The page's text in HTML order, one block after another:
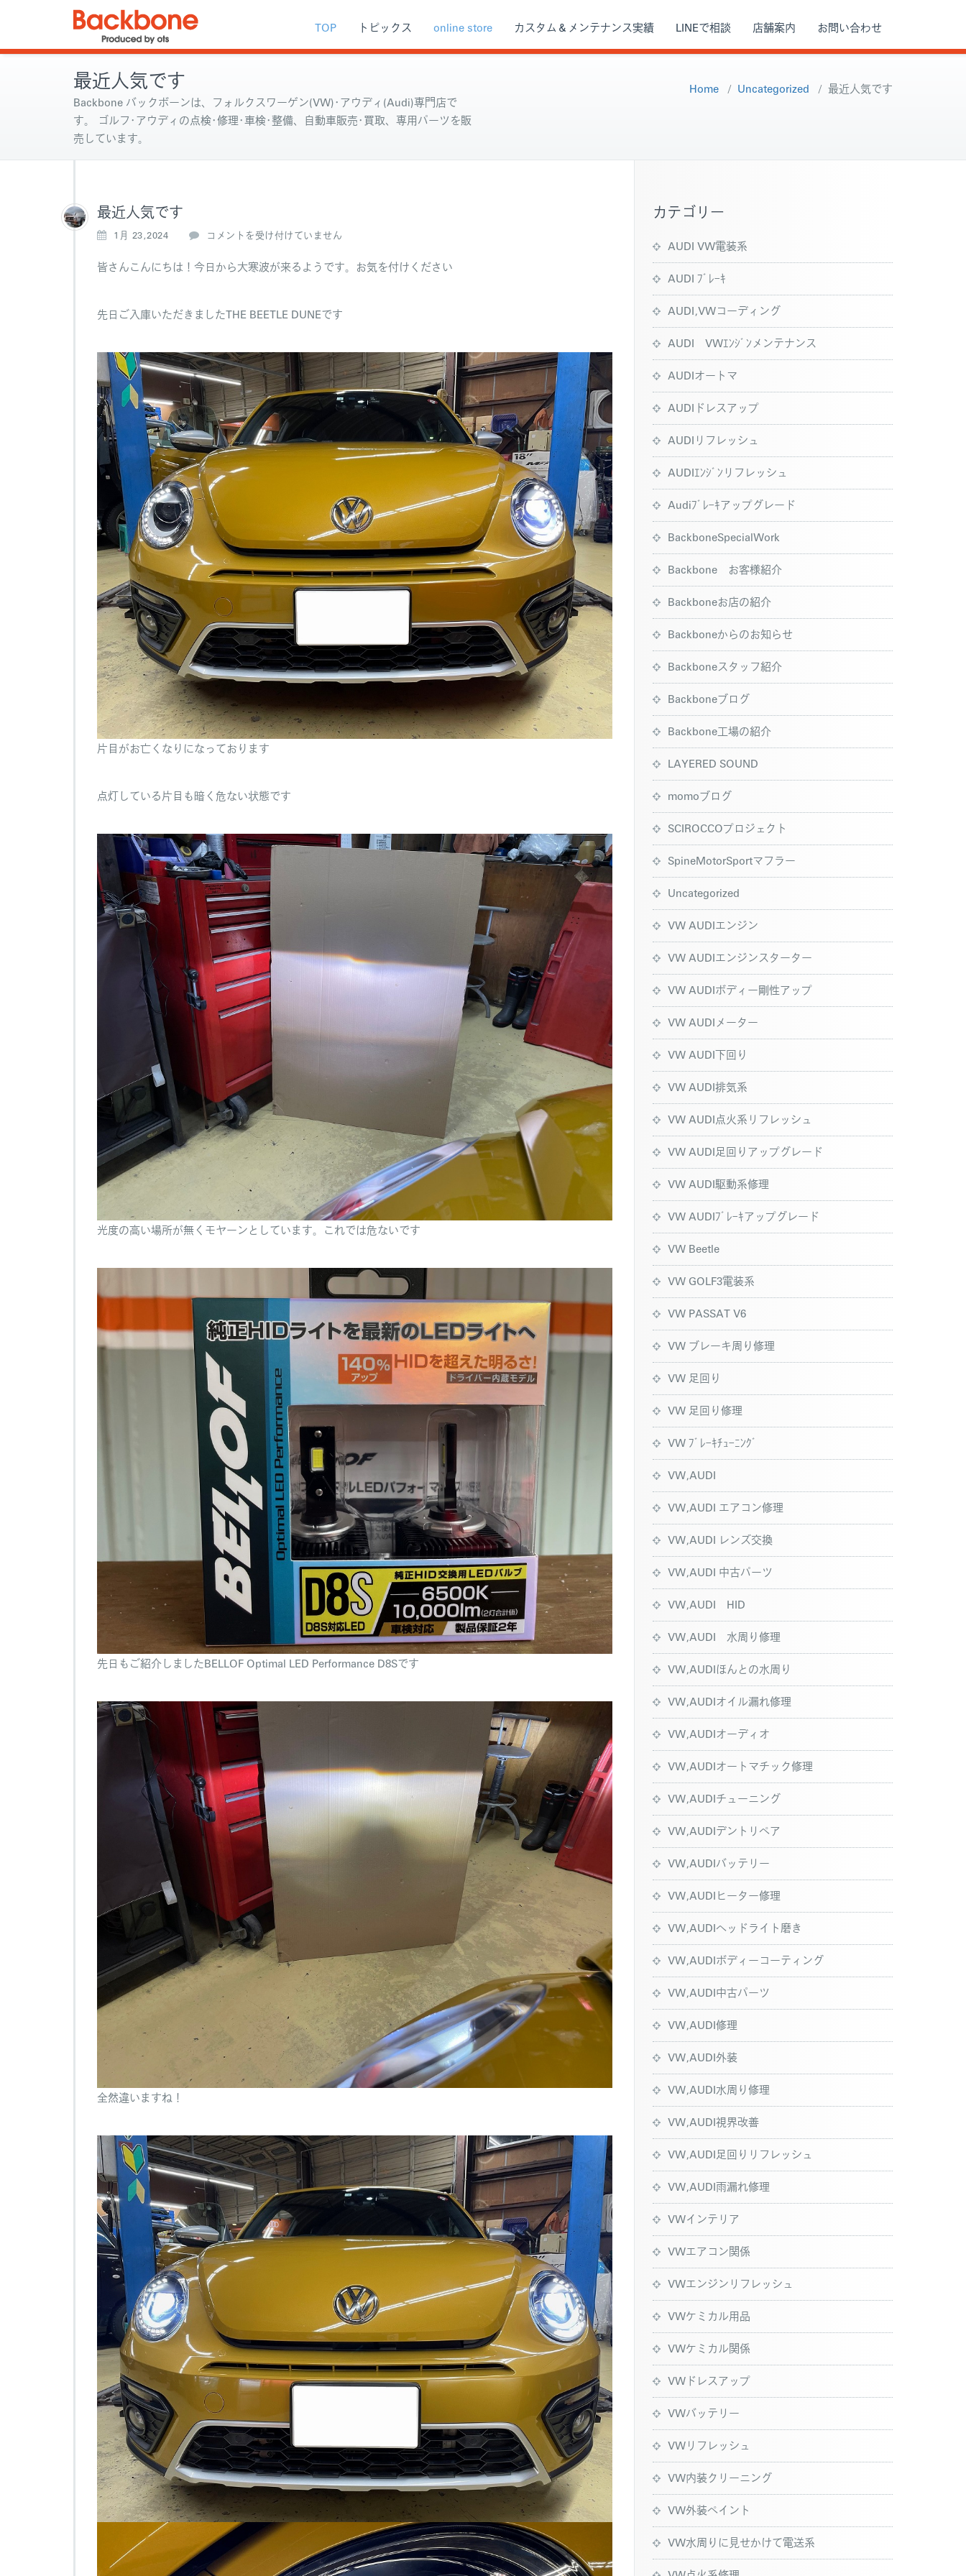
TOP トピックス online store カスタム＆メンテナンス実績 LINEで相談 店舗案内 お問い合わせ
最近人気です
Backbone バックボーンは、フォルクスワーゲン(VW)･アウディ(Audi)専門店で
す。 ゴルフ･アウディの点検･修理･車検･整備、自動車販売･買取、専用パーツを販
売しています。
Home / Uncategorized / 最近人気です
最近人気です
1月 23,2024
最
人
気
す
は
コメントを受け付けていません
皆さんこんにちは！今日から大寒波が来るようです。お気を付けください
先日ご入庫いただきましたTHE BEETLE DUNEです
片目がお亡くなりになっております
点灯している片目も暗く危ない状態です
光度の高い場所が無くモヤーンとしています。これでは危ないです
先日もご紹介しましたBELLOF Optimal LED Performance D8Sです
全然違いますね！
カテゴリー
AUDI VW電装系
AUDI ﾌﾞﾚｰｷ
AUDI,VWコーディング
AUDI VWｴﾝｼﾞﾝメンテナンス
AUDIオートマ
AUDIドレスアップ
AUDIリフレッシュ
AUDIｴﾝｼﾞﾝリフレッシュ
Audiﾌﾞﾚｰｷアップグレード
BackboneSpecialWork
Backbone お客様紹介
Backboneお店の紹介
Backboneからのお知らせ
Backboneスタッフ紹介
Backboneブログ
Backbone工場の紹介
LAYERED SOUND
momoブログ
SCIROCCOプロジェクト
SpineMotorSportマフラー
Uncategorized
VW AUDIエンジン
VW AUDIエンジンスターター
VW AUDIボディー剛性アップ
VW AUDIメーター
VW AUDI下回り
VW AUDI排気系
VW AUDI点火系リフレッシュ
VW AUDI足回りアップグレード
VW AUDI駆動系修理
VW AUDIﾌﾞﾚｰｷアップグレード
VW Beetle
VW GOLF3電装系
VW PASSAT V6
VW ブレーキ周り修理
VW 足回り
VW 足回り修理
VW ﾌﾞﾚｰｷﾁｭｰﾆﾝｸﾞ
VW,AUDI
VW,AUDI エアコン修理
VW,AUDI レンズ交換
VW,AUDI 中古パーツ
VW,AUDI HID
VW,AUDI 水周り修理
VW,AUDIほんとの水周り
VW,AUDIオイル漏れ修理
VW,AUDIオーディオ
VW,AUDIオートマチック修理
VW,AUDIチューニング
VW,AUDIデントリペア
VW,AUDIバッテリー
VW,AUDIヒーター修理
VW,AUDIヘッドライト磨き
VW,AUDIボディーコーティング
VW,AUDI中古パーツ
VW,AUDI修理
VW,AUDI外装
VW,AUDI水周り修理
VW,AUDI視界改善
VW,AUDI足回りリフレッシュ
VW,AUDI雨漏れ修理
VWインテリア
VWエアコン関係
VWエンジンリフレッシュ
VWケミカル用品
VWケミカル関係
VWドレスアップ
VWバッテリー
VWリフレッシュ
VW内装クリーニング
VW外装ペイント
VW水周りに見せかけて電送系